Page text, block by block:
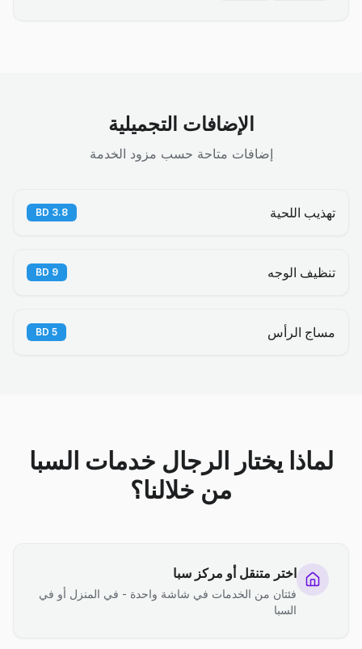
الإضافات التجميلية
إضافات متاحة حسب مزود الخدمة
تهذيب اللحية 3.8
BD
تنظيف الوجه 9
BD
مساج الرأس 5
BD
لماذا يختار الرجال خدمات السبا
من خلالنا؟
اختر متنقل أو مركز سبا
فئتان من الخدمات في شاشة واحدة - في المنزل أو في
السبا